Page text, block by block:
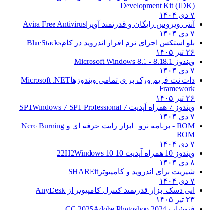
Development Kit (JDK)
۷ دی ۱۴۰۴
آنتی ویروس رایگان و قدرتمند آویرا Avira Free Antivirus
۷ دی ۱۴۰۴
بلو استکس اجرای نرم افزار اندروید در کامBlueStacks
۲۶ تیر ۱۴۰۵
ویندوز 8.1
8.1 - Microsoft Windows 8.1
۷ دی ۱۴۰۴
دات نت فریم ورک برای تمامی ویندوزهاMicrosoft .NET
Framework
۲۶ تیر ۱۴۰۵
ویندوز 7 همراه آپدیت 7 SP1
Windows 7 SP1 Professional
۷ دی ۱۴۰۴
ROM - برنامه نرو | ابزار رایت حرفه ای و
Nero Burning
ROM
۷ دی ۱۴۰۴
ویندوز 10 همراه آپدیت 10 22H2
Windows 10
۸ دی ۱۴۰۴
شیریت برای اندروید و کامپیوتر SHAREit
۷ دی ۱۴۰۴
انی دسک ابزار قدرتمند کنترل کامپیوتر از AnyDesk
۲۳ تیر ۱۴۰۵